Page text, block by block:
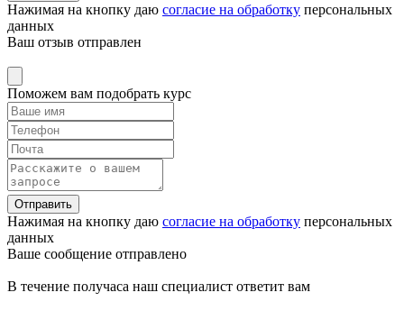
Нажимая на кнопку даю согласие на обработку персональных
данных
Ваш отзыв отправлен
Поможем вам подобрать курс
Отправить
Нажимая на кнопку даю согласие на обработку персональных
данных
Ваше сообщение отправлено
В течение получаса наш специалист ответит вам